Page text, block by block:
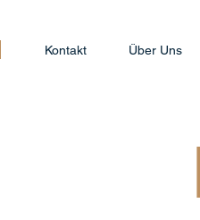
Kontakt Über Uns